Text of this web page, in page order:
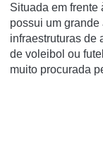
Situada em frente
possui um
infraestruturas de
de voleibol ou
muito procurada